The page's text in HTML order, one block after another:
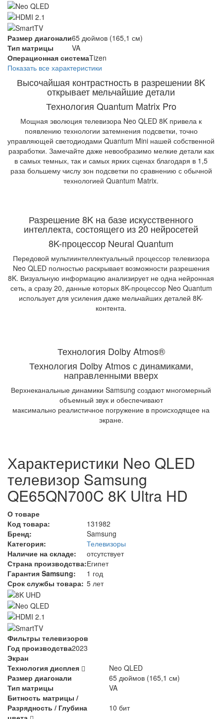
Размер диагонали65 дюймов (165,1 см)
Тип матрицы
VA
Операционная системаTizen
Показать все характеристики
Высочайшая контрастность в разрешении 8K
открывает мельчайшие детали
Технология Quantum Matrix Pro
Мощная эволюция телевизора Neo QLED 8K привела к
появлению технологии затемнения подсветки, точно
управляющей светодиодами Quantum Mini нашей собственной
разработки. Замечайте даже невообразимо мелкие детали как
в самых темных, так и самых ярких сценах благодаря в 1,5
раза большему числу зон подсветки по сравнению с обычной
технологией Quantum Matrix.
Разрешение 8K на базе искусственного
интеллекта, состоящего из 20 нейросетей
8K-процессор Neural Quantum
Передовой мультиинтеллектуальный процессор телевизора
Neo QLED полностью раскрывает возможности разрешения
8K. Визуальную информацию анализирует не одна нейронная
сеть, а сразу 20, данные которых 8K-процессор Neo Quantum
использует для усиления даже мельчайших деталей 8K-
контента.
Технология Dolby Atmos®
Технология Dolby Atmos с динамиками,
направленными вверх
Верхнеканальные динамики Samsung создают многомерный
объемный звук и обеспечивают
максимально реалистичное погружение в происходящее на
экране.
Характеристики Neo QLED
телевизор Samsung
QE65QN700C 8K Ultra HD
О товаре
Код товара:
131982
Бренд:
Samsung
Категория:
Телевизоры
Наличие на складе:
отсутствует
Страна производства:Египет
Гарантия Samsung:
1 год
Срок службы товара: 5 лет
Фильтры телевизоров
Год производства2023
Экран
Технология дисплея
Neo QLED
Размер диагонали
65 дюймов (165,1 см)
Тип матрицы
VA
Битность матрицы /
Разрядность / Глубина
10 бит